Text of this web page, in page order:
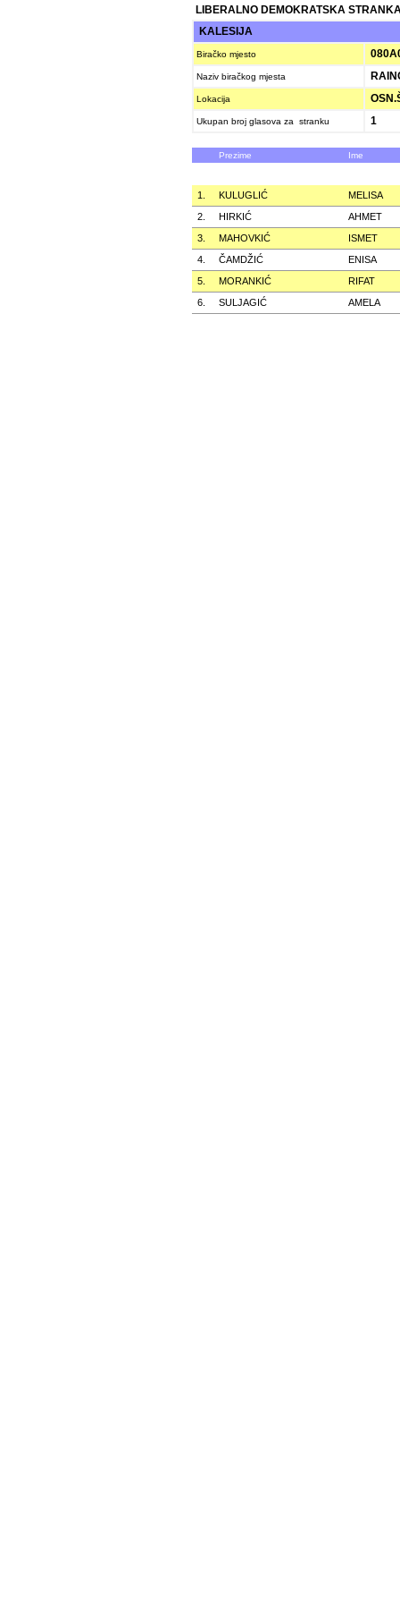
LIBERALNO DEMOKRATSKA
KALESIJA
Biračko mjesto
Naziv biračkog mjesta
Lokacija
Ukupan broj glasova za stranku 1
Prezime Ime
1. KULUGLIĆ
MELISA
2.
HIRKIĆ
AHMET
3.
MAHOVKIĆ
ISMET
4.
ČAMDŽIĆ
ENISA
5.
MORANKIĆ
RIFAT
6.
SULJAGIĆ AMELA